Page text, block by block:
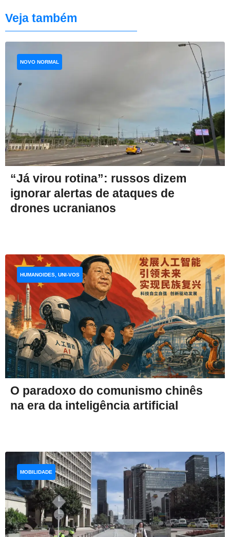
Veja também
“Já virou rotina”: russos dizem
ignorar alertas de ataques de
drones ucranianos
NOVO NORMAL
O paradoxo do comunismo chinês
na era da inteligência artificial
HUMANOIDES, UNI-VOS
MOBILIDADE